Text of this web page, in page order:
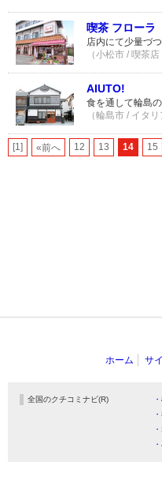
喫茶 フローラ
店内にて少量づ
（小松市 / 喫茶
AIUTO!
食を通して輪島
（輪島市 / イタ
[1] «前へ 12 13 14 15
ホーム サ
全国のクチコミナビ(R)